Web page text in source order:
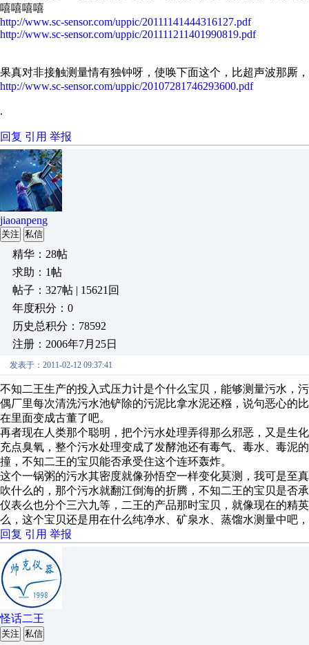
嘻嘻嘻嘻
http://www.sc-sensor.com/uppic/20111141444316127.pdf
http://www.sc-sensor.com/uppic/201111211401990819.pdf
果真对非接触测量情有独钟呀，使唤下面这个，比超声波那厮
http://www.sc-sensor.com/uppic/20107281746293600.pdf
.
回复 引用 举报
jiaoanpeng
关注 私信
精华：28帖
求助：1帖
帖子：327帖 | 15621回
年度积分：0
历史总积分：78592
注册：2006年7月25日
发表于：2011-02-12 09:37:41
不知二王生产的投入式压力计是个什么宝贝，能够测量污水，
偶厂里每次清洗污水池铲除的污泥比拿水泥还糨，说句恶心的
在里面变成古董了吧。
再者现在人类那个聪明，把个污水处理弄得那么邪恶，又是生
充点臭氧，整个污水处理变成了发酵池还有毒气、毒水、毒泥
撞，不知二王的宝贝能否承受住这个连环轰炸。
这个一锅粥的污水其密度就像孙悟空一样变化莫测，我可是至
吹什么的，那个污水就翻江倒海的折腾，不知二王的宝贝是否
仪表么也分个三六九等，二王的产品那时宝贝，就像现在的精
么，这个宝贝还是用在什么纯净水、矿泉水、蒸馏水测量中吧
回复 引用 举报
怪话二王
关注 私信